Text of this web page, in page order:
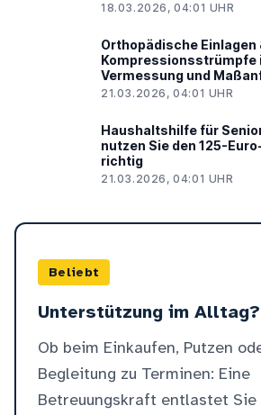
18.03.2026, 04:01 UHR
Orthopädische Einlagen
Kompressionsstrümpfe
Vermessung und
21.03.2026, 04:01 UHR
Haushaltshilfe für
nutzen Sie den 125-
richtig
21.03.2026, 04:01 UHR
Beliebt
Unterstützung im Alltag?
Ob beim Einkaufen, Putzen
Begleitung zu Terminen: Eine
Betreuungskraft entlastet Sie